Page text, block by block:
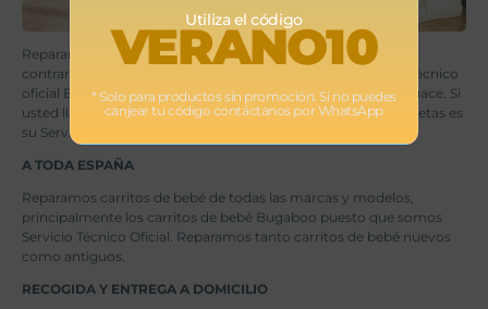
Reparamos tan sólo con recambios Bugaboo originales
contrario que otras empresas que se ofertan como servicio técnico
oficial Bugaboo. No reparamos con piezas usadas o de desguace. Si
usted llama a Bugaboo España, le confirmarán que Doña Coletas es
su Servicio Técnico Oficial.
A TODA ESPAÑA
Reparamos carritos de bebé de todas las marcas y modelos,
principalmente los carritos de bebé Bugaboo puesto que somos
Servicio Técnico Oficial. Reparamos tanto carritos de bebé nuevos
como antiguos.
RECOGIDA Y ENTREGA A DOMICILIO
Utiliza el código
VERANO10
* Solo para productos sin promoción. Si no puedes
canjear tu código contáctanos por WhatsApp